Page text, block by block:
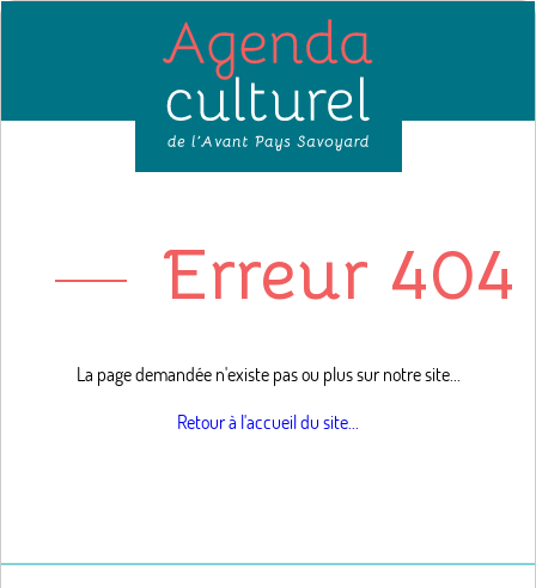
Erreur 404
La page demandée n'existe pas ou plus sur notre site...
Retour à l'accueil du site...